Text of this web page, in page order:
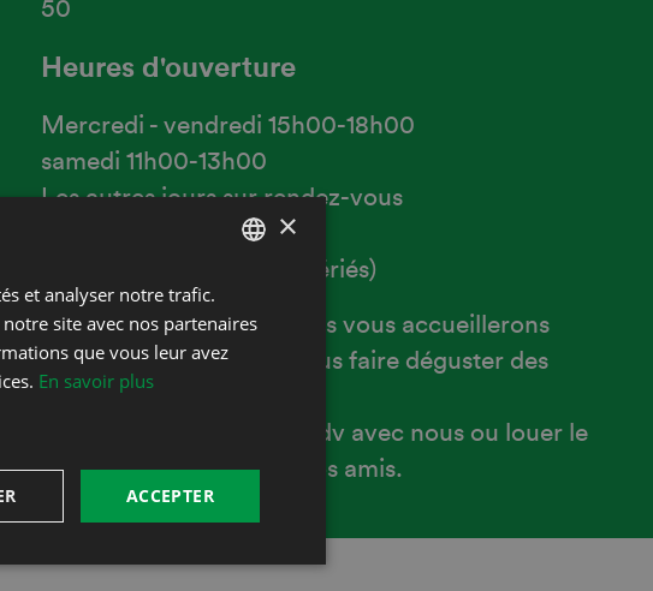
50
Heures d'ouverture
Mercredi - vendredi 15h00-18h00
samedi 11h00-13h00
Les autres jours sur rendez-vous
(sauf vacances ou jours fériés)
C'est avec plaisir que nous vous accueillerons
dans notre Cave pour vous faire déguster des
vins d'exception.
N'hésitez pas à prendre rdv avec nous ou louer le
carnotzet pour vous et vos amis.
DEUTSCH
×
et analyser notre trafic.
site avec nos partenaires
que vous leur avez
En savoir plus
ACCEPTER